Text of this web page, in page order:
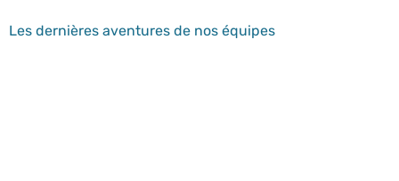
Les dernières aventures de nos équipes